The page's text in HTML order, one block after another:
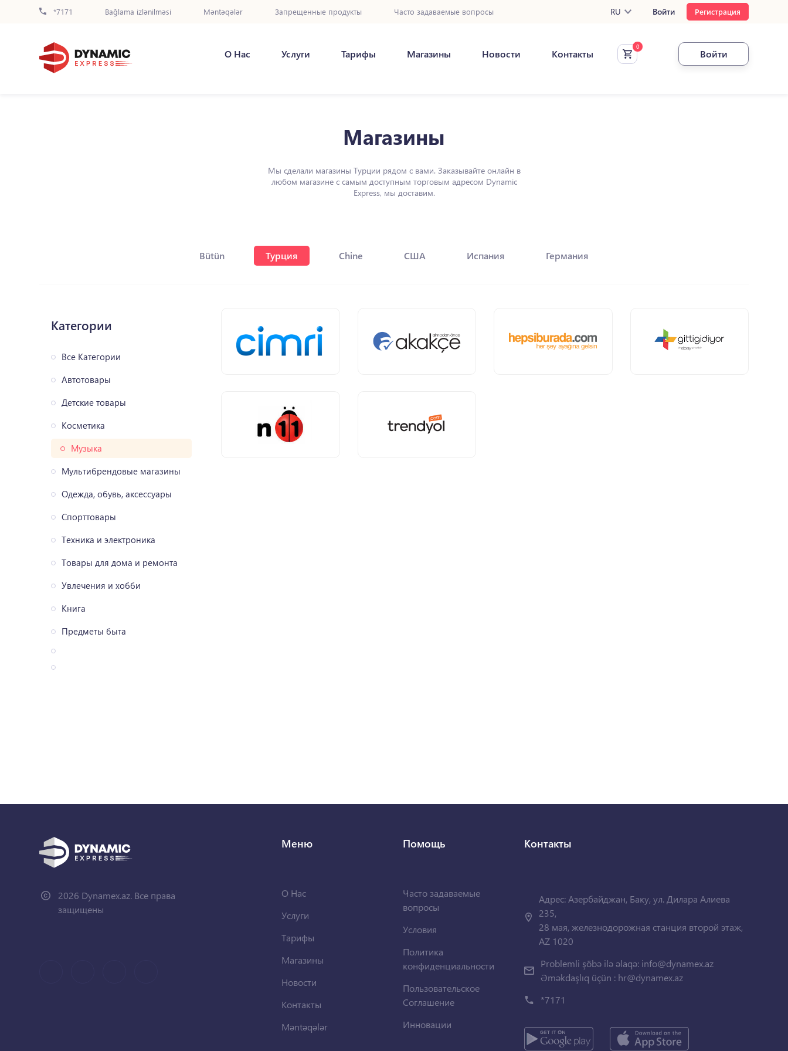
*7171 Bağlama izlənilməsi Məntəqələr Запрещенные продукты Часто задаваемые вопросы RU Войти Регистрация
О Нас Услуги Тарифы Магазины Новости Контакты Войти
Магазины
Мы сделали магазины Турции рядом с вами. Заказывайте онлайн в
любом магазине с самым доступным торговым адресом Dynamic
Express, мы доставим.
Bütün Турция Chine США Испания Германия
Категории
Все Категории
Автотовары
Детские товары
Косметика
Музыка
Мультибрендовые магазины
Одежда, обувь, аксессуары
Спорттовары
Техника и электроника
Товары для дома и ремонта
Увлечения и хобби
Книга
Предметы быта
2026 Dynamex.az. Все права
защищены
Меню
О Нас
Услуги
Тарифы
Магазины
Новости
Контакты
Məntəqələr
Помощь
Часто задаваемые
вопросы
Условия
Политика
конфиденциальности
Пользовательское
Соглашение
Инновации
Контакты
Адрес: Азербайджан, Баку, ул. Дилара Алиева
235,
28 мая, железнодорожная станция второй этаж,
AZ 1020
Problemli şöbə ilə əlaqə: info@dynamex.az
Əməkdaşlıq üçün : hr@dynamex.az
*7171